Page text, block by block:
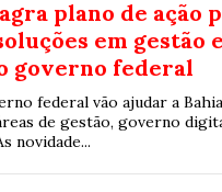
plano de ação
em gestão e
governo federal
federal vão ajudar a
de gestão, governo
novidade...